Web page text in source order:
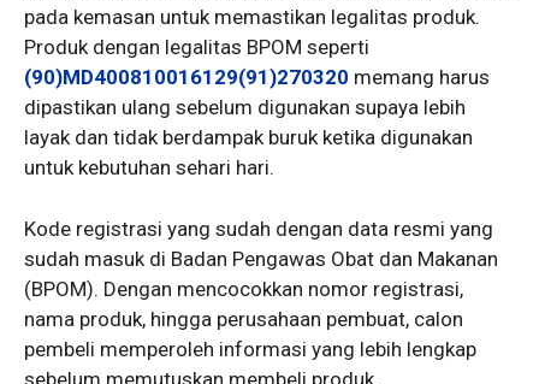
pada kemasan untuk memastikan legalitas produk.
Produk dengan legalitas BPOM seperti
(90)MD400810016129(91)270320 memang harus
dipastikan ulang sebelum digunakan supaya lebih
layak dan tidak berdampak buruk ketika digunakan
untuk kebutuhan sehari hari.
Kode registrasi yang sudah dengan data resmi yang
sudah masuk di Badan Pengawas Obat dan Makanan
(BPOM). Dengan mencocokkan nomor registrasi,
nama produk, hingga perusahaan pembuat, calon
pembeli memperoleh informasi yang lebih lengkap
sebelum memutuskan membeli produk.